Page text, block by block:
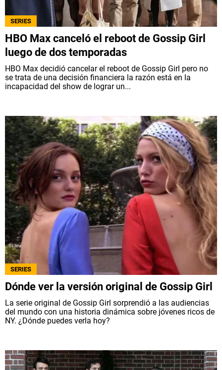
SERIES
HBO Max canceló el reboot de Gossip Girl
luego de dos temporadas
HBO Max decidió cancelar el reboot de Gossip Girl pero no
se trata de una decisión financiera la razón está en la
incapacidad del show de lograr un...
SERIES
Dónde ver la versión original de Gossip Girl
La serie original de Gossip Girl sorprendió a las audiencias
del mundo con una historia dinámica sobre jóvenes ricos de
NY. ¿Dónde puedes verla hoy?